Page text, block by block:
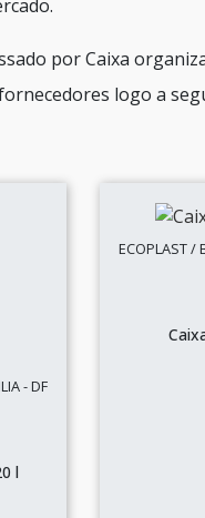
por Caixa
logo a
- DF
l
ECOPLAST /